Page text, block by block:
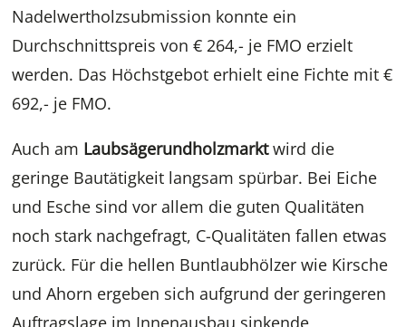
Nadelwertholzsubmission konnte ein
Durchschnittspreis von € 264,- je FMO erzielt
werden. Das Höchstgebot erhielt eine Fichte mit €
692,- je FMO.
Auch am Laubsägerundholzmarktwird die
geringe Bautätigkeit langsam spürbar. Bei Eiche
und Esche sind vor allem die guten Qualitäten
noch stark nachgefragt, C-Qualitäten fallen etwas
zurück. Für die hellen Buntlaubhölzer wie Kirsche
und Ahorn ergeben sich aufgrund der geringeren